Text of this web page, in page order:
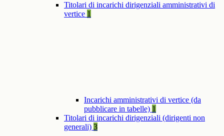
Titolari di incarichi dirigenziali amministrativi di
vertice 1
Incarichi amministrativi di vertice (da
pubblicare in tabelle) 1
Titolari di incarichi dirigenziali (dirigenti non
generali) 3